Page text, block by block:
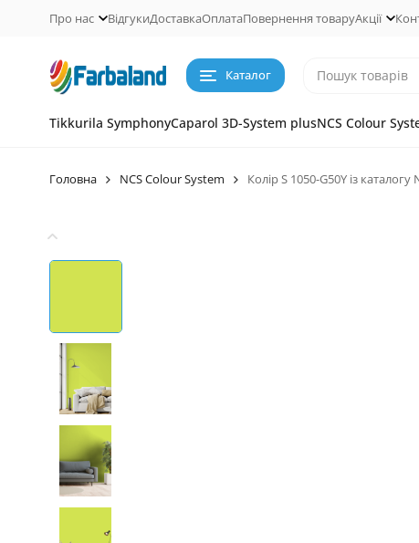
Про нас ВідгукиДоставкаОплатаПовернення товаруАкції
Каталог
Tikkurila SymphonyCaparol 3D-System plusNCS Colour
Головна NCS Colour System Колір S 1050-G50Y із